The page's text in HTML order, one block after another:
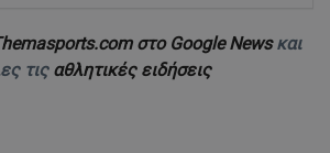
στο Google Newsκαι
τις αθλητικές ειδήσεις